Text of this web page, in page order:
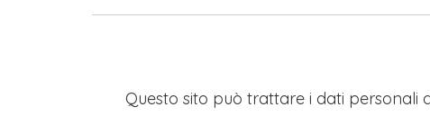
Questo sito può trattare i dati personali